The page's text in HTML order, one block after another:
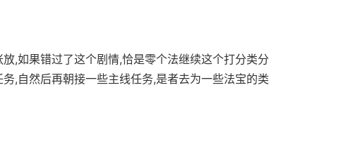
,如果错过了这个剧情,恰是零个法继续这个打分类分
,自然后再朝接一些主线任务,是者去为一些法宝的类